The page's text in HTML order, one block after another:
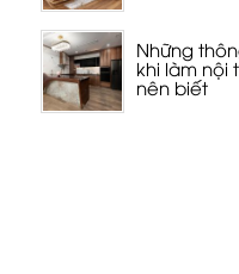
Những
khi làm nội
nên biết